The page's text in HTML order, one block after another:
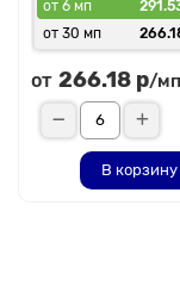
от 6 мп
от 30 мп
от 266.18 р/мп
В корзину